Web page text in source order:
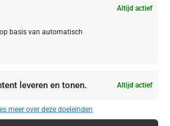
Altijd actief
basis van automatisch
leveren en tonen. Altijd actief
meer over deze doeleinden
Camping Alkenhaer
€ 395,00